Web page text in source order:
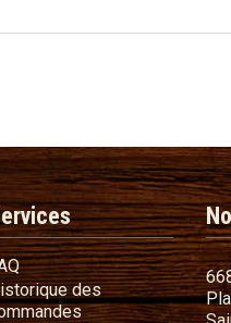
FAQ
des
Historique des